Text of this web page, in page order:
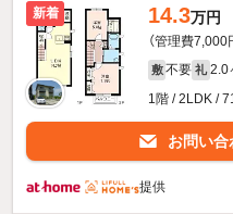
新着 14.3万円
（管理費7,000
敷 不要 礼 2.0
1階 / 2LDK /
お問い合
提供